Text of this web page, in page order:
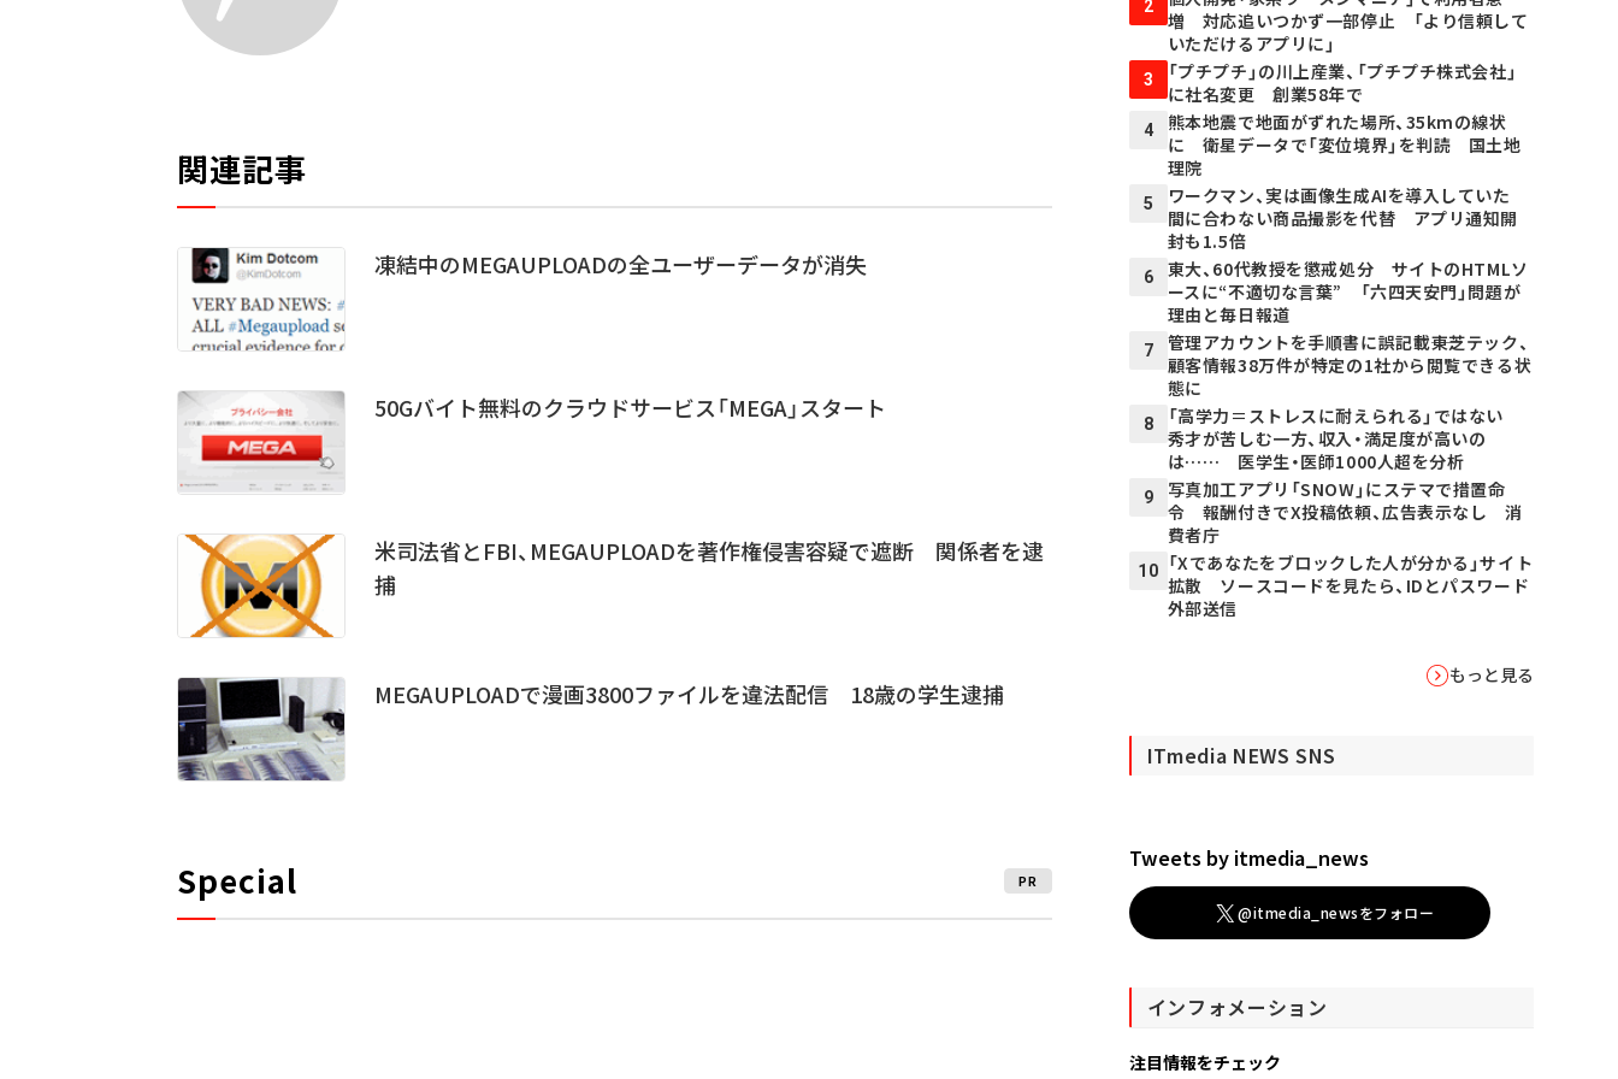
関連記事
凍結中のMEGAUPLOADの全ユーザーデータが消失
50Gバイト無料のクラウドサービス「MEGA」スタート
米司法省とFBI、MEGAUPLOADを著作権侵害容疑で遮断 関係者を逮
捕
MEGAUPLOADで漫画3800ファイルを違法配信 18歳の学生逮捕
Special PR
2
増 対応追いつかず一部停止 「より信頼して
いただけるアプリに」
3
「プチプチ」の川上産業、「プチプチ株式会社」
に社名変更 創業58年で
4
熊本地震で地面がずれた場所、35kmの線状
に 衛星データで「変位境界」を判読 国土地
理院
5
ワークマン、実は画像生成AIを導入していた
間に合わない商品撮影を代替 アプリ通知開
封も1.5倍
6
東大、60代教授を懲戒処分 サイトのHTMLソ
ースに“不適切な言葉” 「六四天安門」問題が
理由と毎日報道
7
管理アカウントを手順書に誤記載――東芝テック、
顧客情報38万件が特定の1社から閲覧できる状
態に
8
「高学力＝ストレスに耐えられる」ではない
秀才が苦しむ一方、収入・満足度が高いの
は…… 医学生・医師1000人超を分析
9
写真加工アプリ「SNOW」にステマで措置命
令 報酬付きでX投稿依頼、広告表示なし 消
費者庁
10
「Xであなたをブロックした人が分かる」サイト
拡散 ソースコードを見たら、IDとパスワード
外部送信
もっと見る
ITmedia NEWS SNS
Tweets by itmedia_news
@itmedia_newsをフォロー
インフォメーション
注目情報をチェック